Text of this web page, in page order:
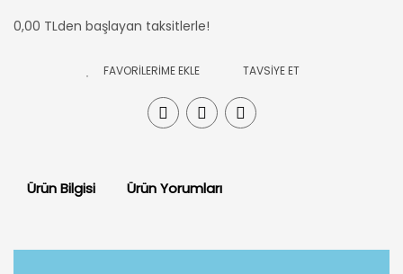
0,00 TLden başlayan taksitlerle!
TAVSİYE ET
Ürün Bilgisi Ürün Yorumları